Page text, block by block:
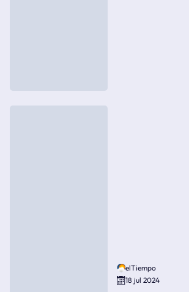
elTiempo
18 jul 2024